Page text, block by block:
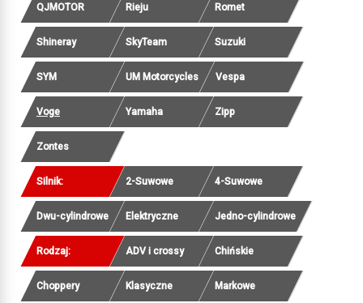
QJMOTOR Rieju Romet
Shineray SkyTeam Suzuki
SYM UM Motorcycles Vespa
Voge Yamaha Zipp
Zontes
Silnik: 2-Suwowe 4-Suwowe
Dwu-cylindrowe Elektryczne Jedno-cylindrowe
Rodzaj: ADV i crossy Chińskie
Choppery Klasyczne Markowe